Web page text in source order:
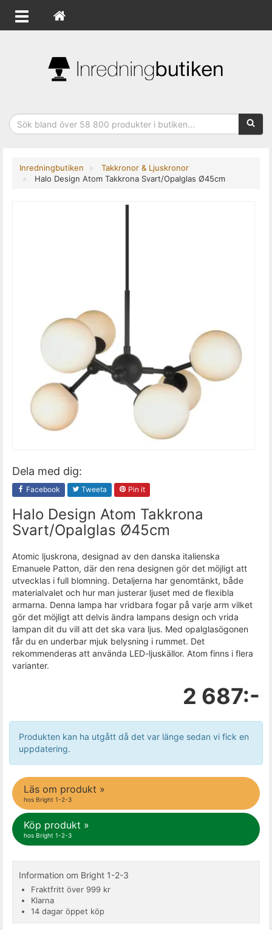
Inredningbutiken
Takkronor & Ljuskronor
Halo Design Atom Takkrona Svart/Opalglas Ø45cm
Dela med dig:
Facebook Tweeta Pin it
Halo Design Atom Takkrona
Svart/Opalglas Ø45cm
Atomic ljuskrona, designad av den danska italienska
Emanuele Patton, där den rena designen gör det möjligt att
utvecklas i full blomning. Detaljerna har genomtänkt, både
materialvalet och hur man justerar ljuset med de flexibla
armarna. Denna lampa har vridbara fogar på varje arm vilket
gör det möjligt att delvis ändra lampans design och vrida
lampan dit du vill att det ska vara ljus. Med opalglasögonen
får du en underbar mjuk belysning i rummet. Det
rekommenderas att använda LED-ljuskällor. Atom finns i flera
varianter.
2 687:-
Produkten kan ha utgått då det var länge sedan vi fick en
uppdatering.
Läs om produkt »
hos Bright 1-2-3
Köp produkt »
hos Bright 1-2-3
Information om Bright 1-2-3
Fraktfritt över 999 kr
Klarna
14 dagar öppet köp